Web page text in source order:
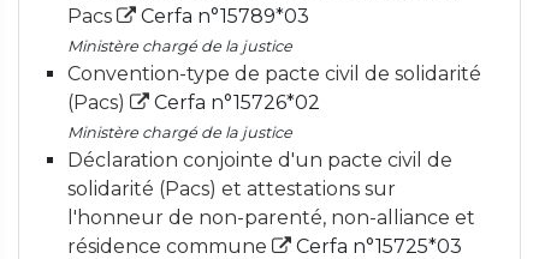
Pacs
Cerfa n°15789*03
Ministère chargé de la justice
Convention-type de pacte civil de solidarité
(Pacs)
Cerfa n°15726*02
Ministère chargé de la justice
Déclaration conjointe d'un pacte civil de
solidarité (Pacs) et attestations sur
l'honneur de non-parenté, non-alliance et
résidence commune
Cerfa n°15725*03